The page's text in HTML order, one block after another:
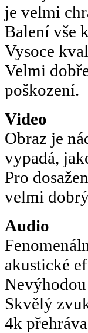
je velmi
Balení vše
Vysoce
Velmi
poškození.
Video
Obraz je
vypadá,
Pro
velmi
Audio
akustické
Skvělý
4k